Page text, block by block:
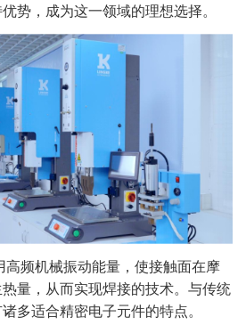
势，成为这一领域的理想选择。
高频机械振动能量，使接触面在摩
量，从而实现焊接的技术。与传统
多适合精密电子元件的特点。